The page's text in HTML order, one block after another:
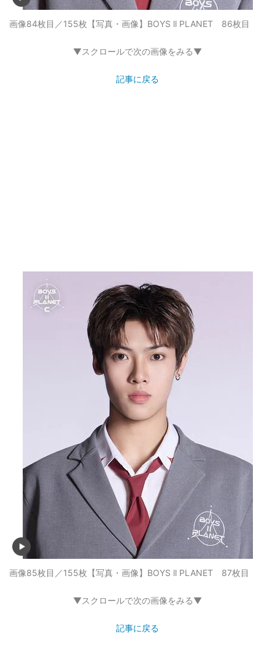
画像84枚目／155枚 【写真・画像】BOYS ll PLANET 86枚目
▼スクロールで次の画像をみる▼
記事に戻る
画像85枚目／155枚 【写真・画像】BOYS ll PLANET 87枚目
▼スクロールで次の画像をみる▼
記事に戻る